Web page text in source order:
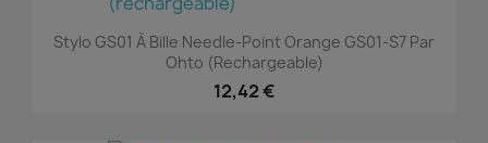
Stylo GS01 À Bille Needle-Point Orange GS01-S7 Par
Ohto (rechargeable)
12,42 €